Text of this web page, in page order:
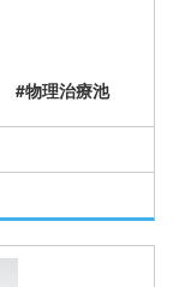
#物理治療池